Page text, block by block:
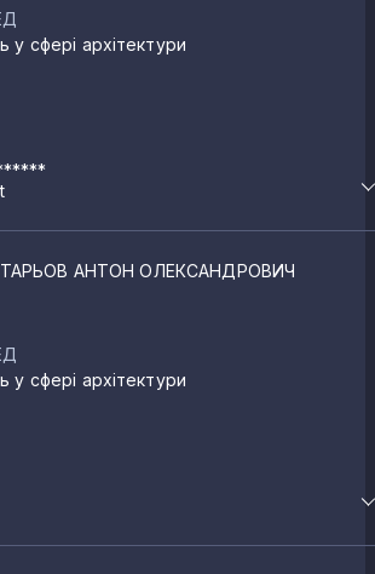
у сфері архітектури
АНТОН ОЛЕКСАНДРОВИЧ
у сфері архітектури